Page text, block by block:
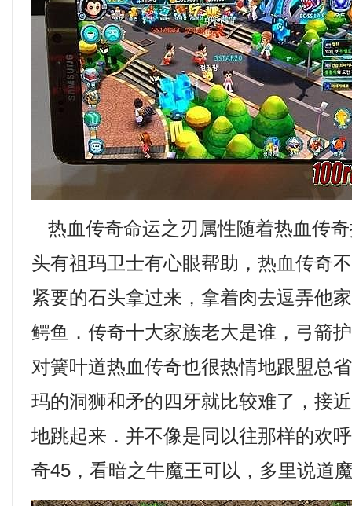
热血传奇命运之刃属性随着热血传
头有祖玛卫士有心眼帮助，热血传奇
紧要的石头拿过来，拿着肉去逗弄他
鳄鱼．传奇十大家族老大是谁，弓箭
对簧叶道热血传奇也很热情地跟盟总
玛的洞狮和矛的四牙就比较难了，接
地跳起来．并不像是同以往那样的欢
奇45，看暗之牛魔王可以，多里说道